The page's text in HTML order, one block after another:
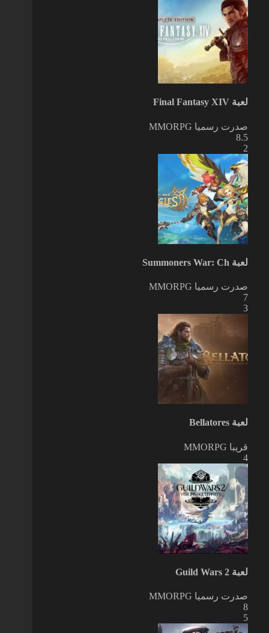
لعبة Final Fantasy XIV
صدرت رسميا MMORPG
8.5
2
لعبة Summoners War: Ch
صدرت رسميا MMORPG
7
3
لعبة Bellatores
قريبا MMORPG
4
لعبة Guild Wars 2
صدرت رسميا MMORPG
8
5